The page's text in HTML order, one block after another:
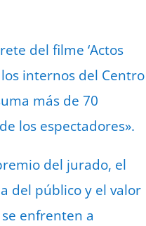
del filme ‘Actos
internos del Centro
más de 70
los espectadores».
del jurado, el
del público y el valor
enfrenten a